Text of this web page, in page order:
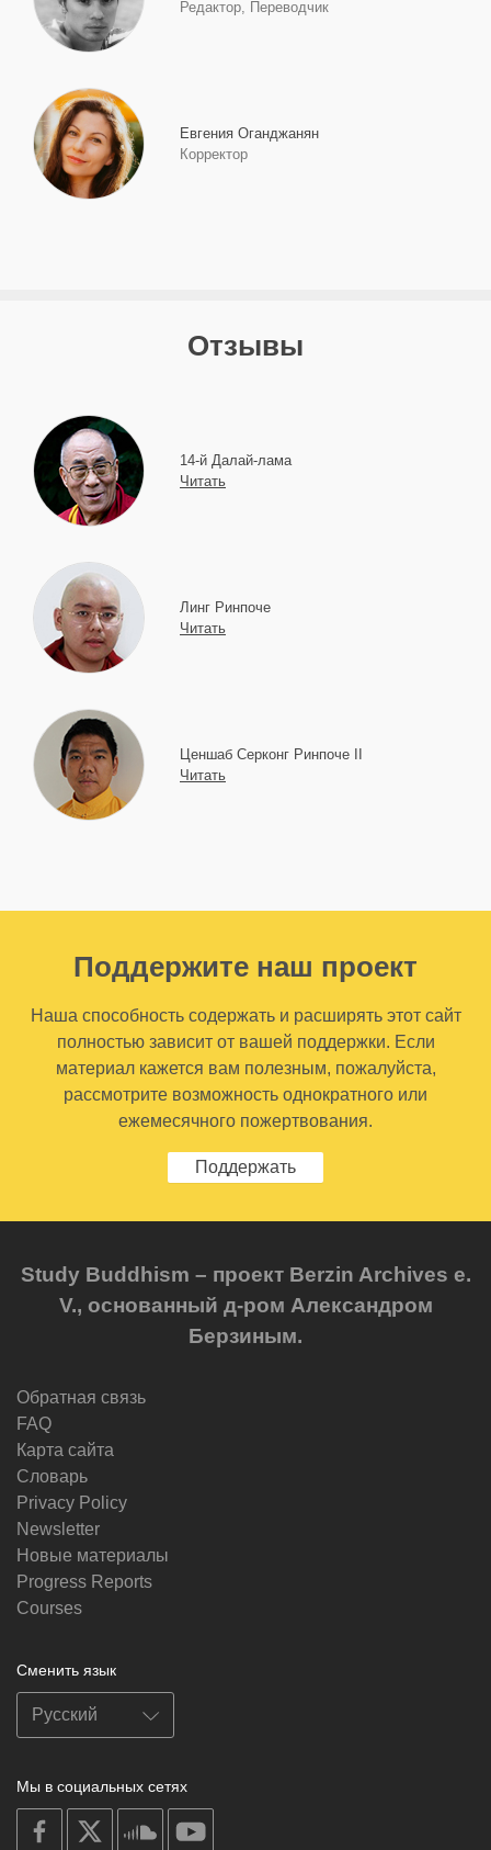
Редактор, Переводчик
Евгения Оганджанян
Корректор
Отзывы
14-й Далай-лама
Читать
Линг Ринпоче
Читать
Ценшаб Серконг Ринпоче II
Читать
Поддержите наш проект
Наша способность содержать и расширять этот сайт
полностью зависит от вашей поддержки. Если
материал кажется вам полезным, пожалуйста,
рассмотрите возможность однократного или
ежемесячного пожертвования.
Поддержать
Study Buddhism – проект Berzin Archives e.
V., основанный д-ром Александром
Берзиным.
Обратная связь
FAQ
Карта сайта
Словарь
Privacy Policy
Newsletter
Новые материалы
Progress Reports
Courses
Сменить язык
Мы в социальных сетях
on
facebook
soundcloud